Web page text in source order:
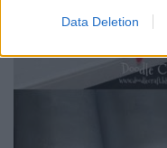
Data Deletion